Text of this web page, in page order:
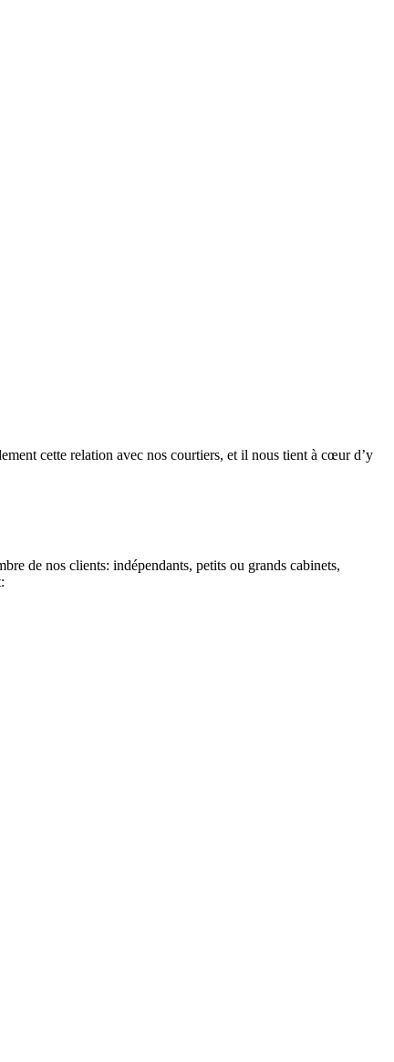
cette relation avec nos courtiers, et il nous tient à cœur d’y
de nos clients: indépendants, petits ou grands cabinets,